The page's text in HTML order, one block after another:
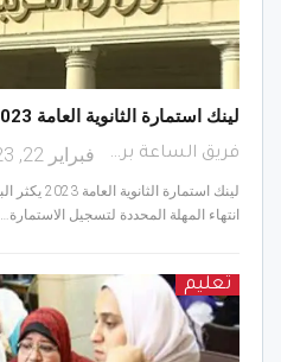
لينك استمارة الثانوية العامة 2023.. التسجيل هينتهي بعد أيام
فريق الساعة برس فبراير 22, 2023
انتهاء المهلة المحددة لتسجيل الاستمارة…
تعليم